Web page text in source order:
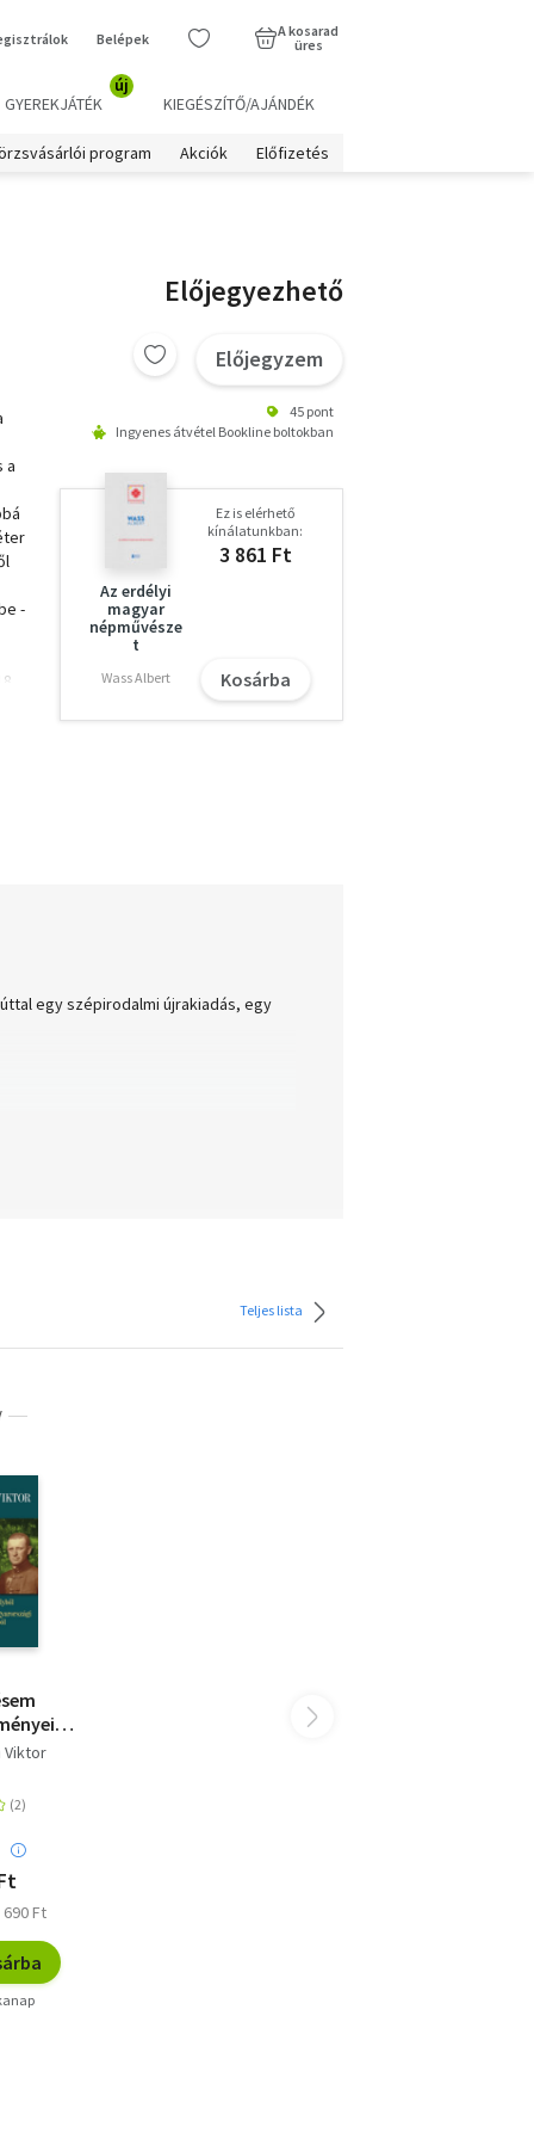
Belépek
A kosarad
üres
GYEREKJÁTÉK
új
KIEGÉSZÍTŐ/AJÁNDÉK
program Akciók Előfizetés
a
-
Előjegyezhető
Előjegyzem
45 pont
Ingyenes átvétel Bookline boltokban
Az erdélyi
magyar
népművésze
t
Wass Albert
Ez is elérhető
kínálatunkban:
3 861 Ft
Kosárba
egy szépirodalmi újrakiadás, egy
Teljes lista
Viktor
Ft